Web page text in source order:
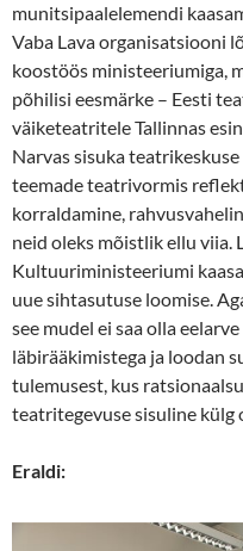
munitsipaalelemendi
Vaba Lava organisatsiooni
koostöös ministeeriumiga,
põhilisi eesmärke – Eesti
väiketeatritele Tallinnas
Narvas sisuka
teemade teatrivormis
korraldamine,
neid oleks mõistlik ellu viia.
Kultuuriministeeriumi
uue sihtasutuse loomise.
see mudel ei saa olla
läbirääkimistega ja loodan
tulemusest, kus
teatritegevuse sisuline külg
Eraldi: